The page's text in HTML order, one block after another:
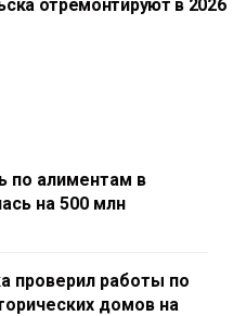
отремонтируют в 2026
по алиментам в
на 500 млн
проверил работы по
домов на